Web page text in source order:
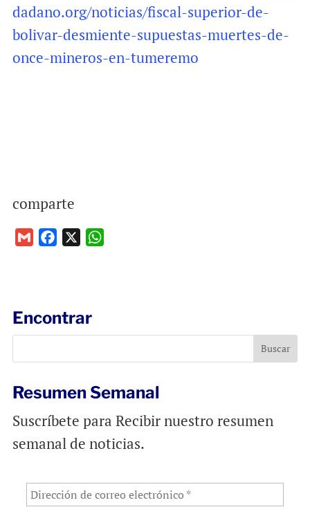
dadano.org/noticias/fiscal-superior-de-
bolivar-desmiente-supuestas-muertes-de-
once-mineros-en-tumeremo
comparte
o
k
p
Encontrar
Resumen Semanal
Suscríbete para Recibir nuestro resumen
semanal de noticias.